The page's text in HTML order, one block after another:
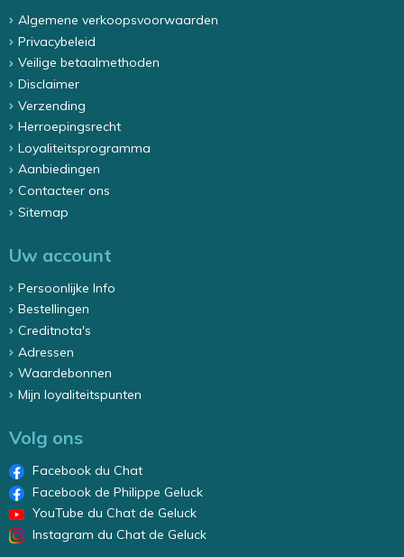
Algemene verkoopsvoorwaarden
Privacybeleid
Veilige betaalmethoden
Disclaimer
Verzending
Herroepingsrecht
Loyaliteitsprogramma
Aanbiedingen
Contacteer ons
Sitemap
Uw account
Persoonlijke Info
Bestellingen
Creditnota's
Adressen
Waardebonnen
Mijn loyaliteitspunten
Volg ons
Facebook du Chat
Facebook de Philippe Geluck
YouTube du Chat de Geluck
Instagram du Chat de Geluck